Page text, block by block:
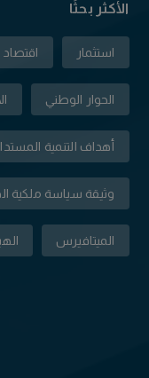
الأكثر بحثًا
استثمار اقتصاد
الحوار الوطني
أهداف التنمية المستدامة
وثيقة سياسة ملكية
الميتافيرس